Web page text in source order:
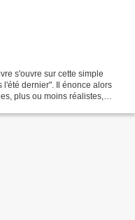
s'ouvre sur cette simple
l'été dernier". Il énonce alors
plus ou moins réalistes,